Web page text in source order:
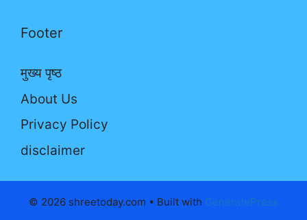
Footer
मुख्य पृष्ठ
About Us
Privacy Policy
disclaimer
© 2026 shreetoday.com • Built with GeneratePress